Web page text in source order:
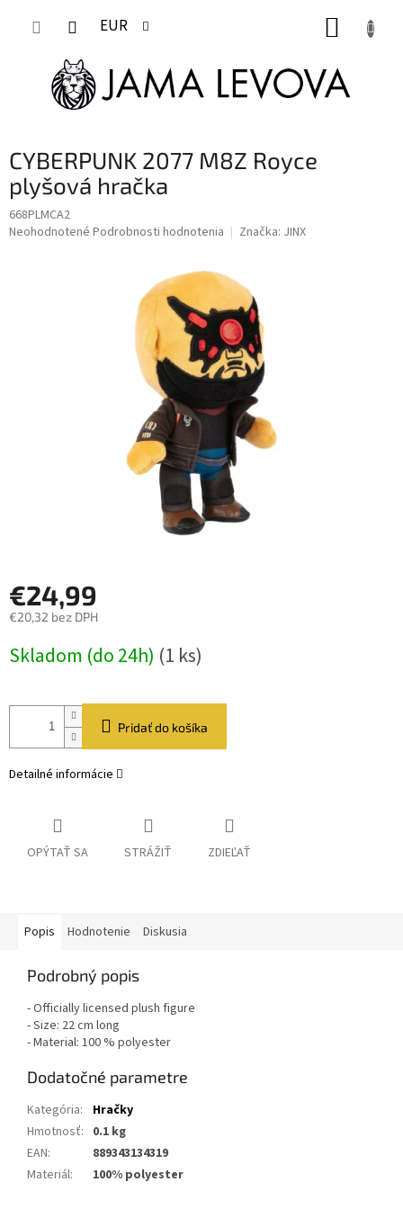
EUR
CYBERPUNK 2077 M8Z Royce
plyšová hračka
668PLMCA2
Priemerné
Neohodnotené Podrobnosti hodnotenia Značka: JINX
€24,99
€20,32 bez DPH
cena:
Skladom (do 24h) (1 ks)
Pridať do košíka
Detailné informácie
OPÝTAŤ SA STRÁŽIŤ ZDIEĽAŤ
Popis Hodnotenie Diskusia
Podrobný popis
- Officially licensed plush figure
- Size: 22 cm long
- Material: 100 % polyester
Dodatočné parametre
Kategória:
Hračky
Hmotnosť: 0.1 kg
EAN:
889343134319
Materiál: 100% polyester